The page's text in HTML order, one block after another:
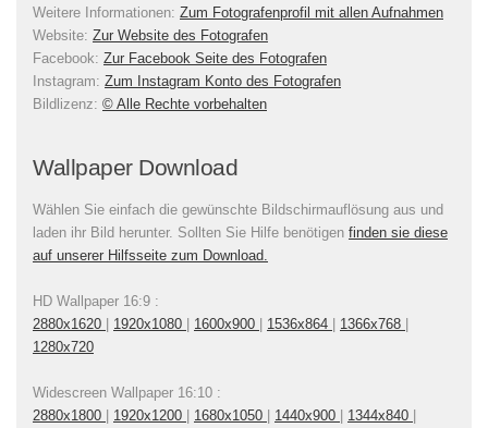
Weitere Informationen: Zum Fotografenprofil mit allen Aufnahmen
Website: Zur Website des Fotografen
Facebook: Zur Facebook Seite des Fotografen
Instagram: Zum Instagram Konto des Fotografen
Bildlizenz: © Alle Rechte vorbehalten
Wallpaper Download
Wählen Sie einfach die gewünschte Bildschirmauflösung aus und
laden ihr Bild herunter. Sollten Sie Hilfe benötigen finden sie diese
auf unserer Hilfsseite zum Download.
HD Wallpaper 16:9 :
2880x1620 | 1920x1080 | 1600x900 | 1536x864 | 1366x768 |
1280x720
Widescreen Wallpaper 16:10 :
2880x1800 | 1920x1200 | 1680x1050 | 1440x900 | 1344x840 |